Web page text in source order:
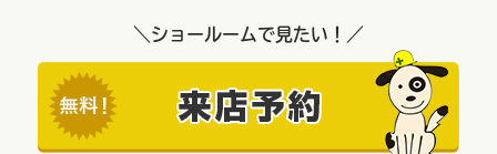
＼ショールームで見たい！／